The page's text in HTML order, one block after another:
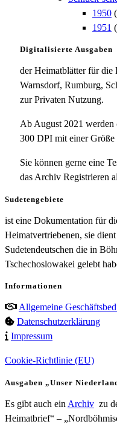
1950
1951
Digitalisierte Ausgaben
der Heimatblätter für die
Warnsdorf, Rumburg,
zur Privaten Nutzung.
Ab August 2021 werden
300 DPI mit einer
Sie können gerne eine
das Archiv Registrieren
Sudetengebiete
ist eine Dokumentation für
Heimatvertriebenen, sie
Sudetendeutschen die in
Tschechoslowakei gelebt
Informationen
Allgemeine
Datenschutzerklärung
Impressum
Cookie-Richtlinie (EU)
Ausgaben „Unser
Es gibt auch ein Archiv zu
Heimatbrief“ –